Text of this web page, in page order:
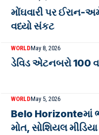
મોંઘવારી પર ઈરાન-
વધ્યો સંકટ
WORLDMay 8, 2026
ડેવિડ એટનબરો 100
WORLDMay 5, 2026
Belo Horizonteમાં
મોત, સોશિયલ